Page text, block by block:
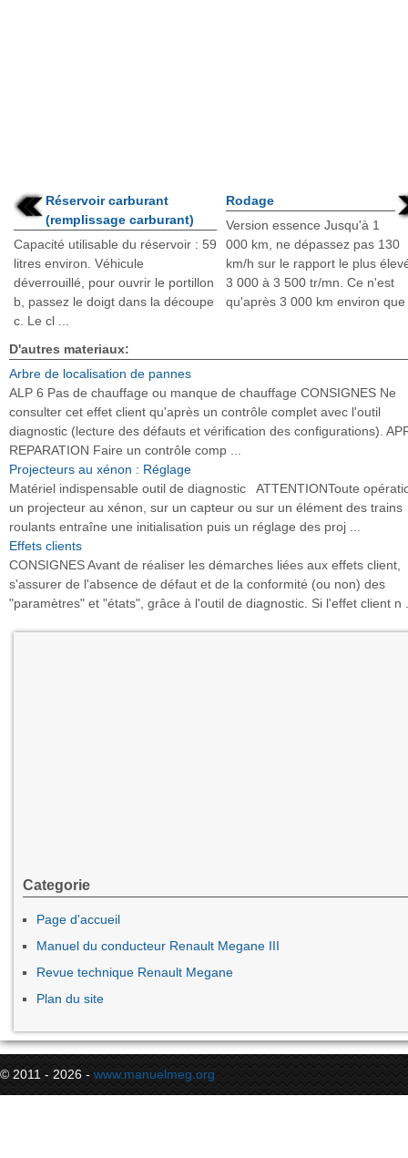
Réservoir carburant
(remplissage carburant)
Capacité utilisable du réservoir : 59
litres environ. Véhicule
déverrouillé, pour ouvrir le portillon
b, passez le doigt dans la découpe
c. Le cl ...
Rodage
Version essence Jusqu'à 1
000 km, ne dépassez pas 130
km/h sur le rapport le plus
3 000 à 3 500 tr/mn. Ce n'est
qu'après 3 000 km environ que
D'autres materiaux:
Arbre de localisation de pannes
ALP 6 Pas de chauffage ou manque de chauffage CONSIGNES Ne
consulter cet effet client qu'après un contrôle complet avec l'outil
diagnostic (lecture des défauts et vérification des configurations).
REPARATION Faire un contrôle comp ...
Projecteurs au xénon : Réglage
Matériel indispensable outil de diagnostic ATTENTIONToute
un projecteur au xénon, sur un capteur ou sur un élément des trains
roulants entraîne une initialisation puis un réglage des proj ...
Effets clients
CONSIGNES Avant de réaliser les démarches liées aux effets client,
s'assurer de l'absence de défaut et de la conformité (ou non) des
"paramètres" et "états", grâce à l'outil de diagnostic. Si l'effet client n
Categorie
Page d'accueil
Manuel du conducteur Renault Megane III
Revue technique Renault Megane
Plan du site
© 2011 - 2026 - www.manuelmeg.org